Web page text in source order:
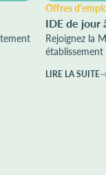
Offres
IDE de jour
Rejoignez la
LIRE LA SUITE